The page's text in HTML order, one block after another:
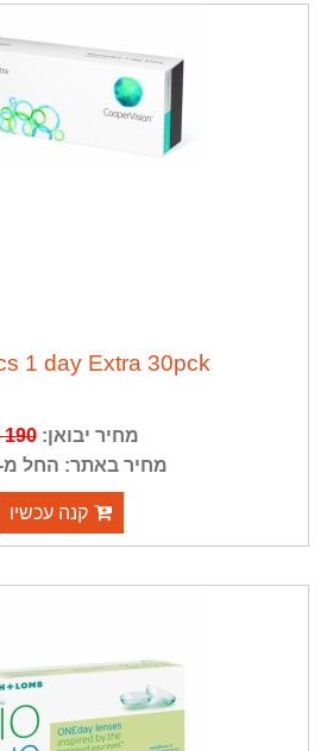
1 day Extra 30pck
מחיר יבואן:190 ₪
מחיר באתר: החל מ-83
קנה עכשיו